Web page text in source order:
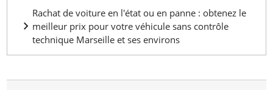
Rachat de voiture en l'état ou en panne : obtenez le
meilleur prix pour votre véhicule sans contrôle
technique Marseille et ses environs